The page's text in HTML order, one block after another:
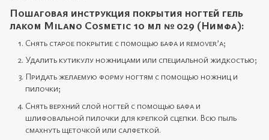
Пошаговая инструкция покрытия ногтей гель
лаком Milano Cosmetic 10 мл № 029 (Нимфа):
Снять старое покрытие с помощью бафа и remover’а;
Удалить кутикулу ножницами или специальной жидкостью;
Придать желаемую форму ногтям с помощью ножниц и
пилочки;
Снять верхний слой ногтей с помощью бафа и
шлифовальной пилочки для крепкой сцепки. Всю пыль
смахнуть щеточкой или салфеткой.